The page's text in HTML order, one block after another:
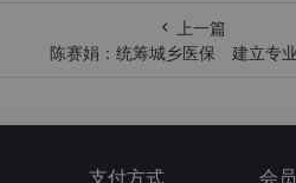
上一篇
陈赛娟：统筹城乡医保 建立专
支付方式 会